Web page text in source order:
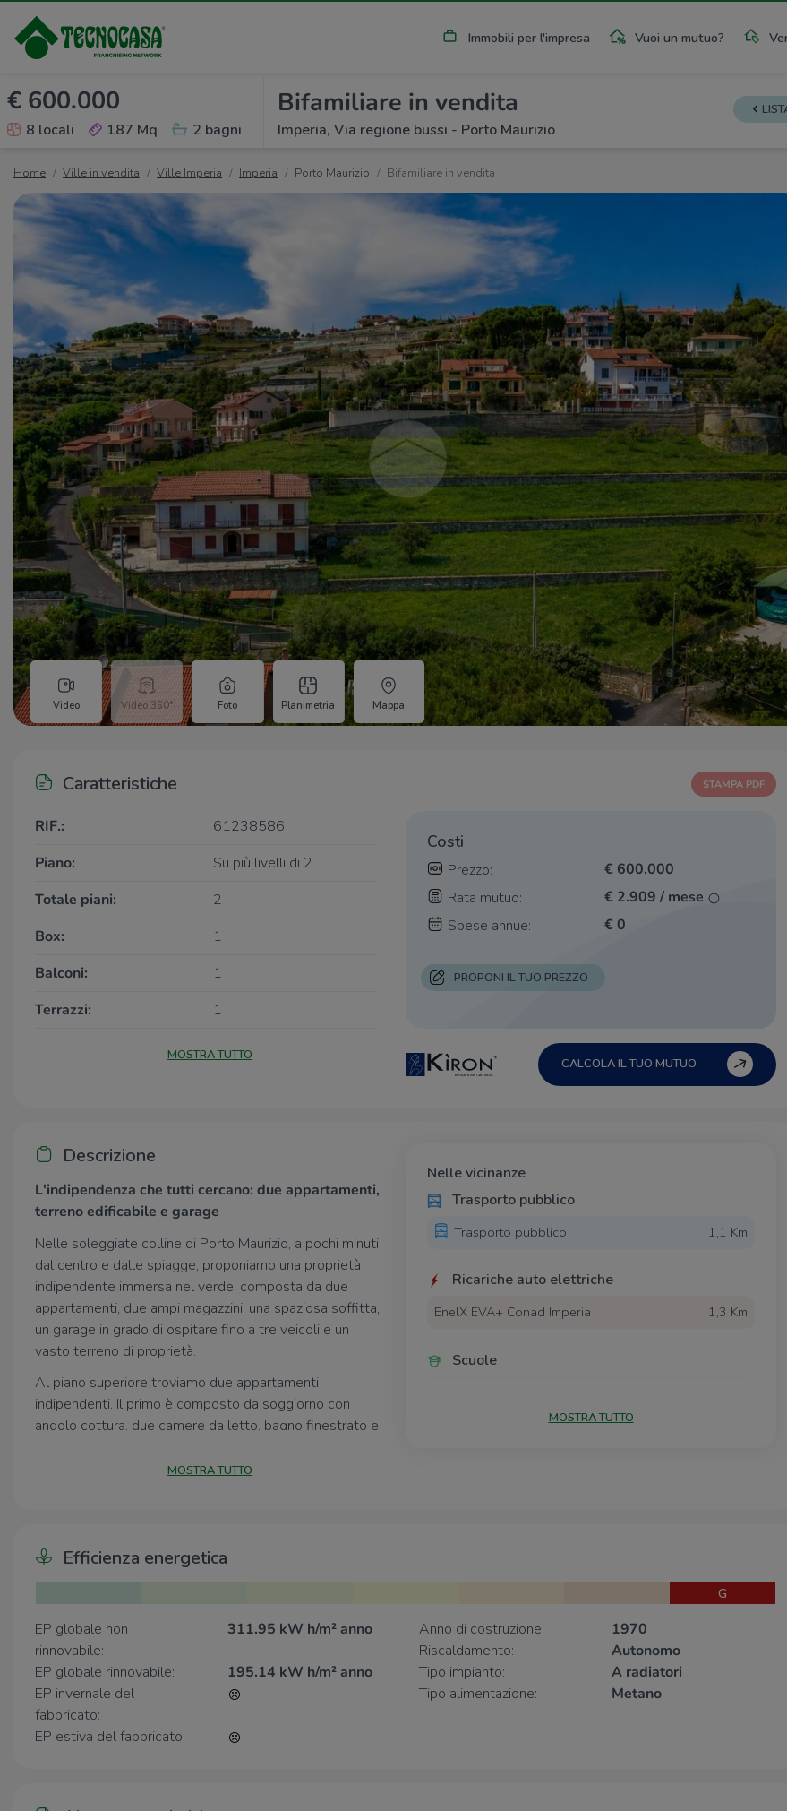
Immobili per l'impresa Vuoi un mutuo?
€ 600.000
8 locali 187 Mq 2 bagni
Bifamiliare in vendita
Imperia, Via regione bussi - Porto Maurizio
Home Ville in vendita Ville Imperia Imperia Porto Maurizio Bifamiliare in vendita
Video Video 360° Foto Planimetria Mappa
Caratteristiche
RIF.:
61238586
Piano:
Su più livelli di 2
Totale piani:
2
Box:
1
Balconi:
1
Terrazzi:
1
MOSTRA TUTTO
STAMPA PDF
Costi
Prezzo:
€ 600.000
Rata mutuo:
€ 2.909 / mese
Spese annue:
€ 0
PROPONI IL TUO PREZZO
CALCOLA IL TUO MUTUO
Descrizione
L'indipendenza che tutti cercano: due appartamenti,
terreno edificabile e garage
Nelle soleggiate colline di Porto Maurizio, a pochi minuti
dal centro e dalle spiagge, proponiamo una proprietà
indipendente immersa nel verde, composta da due
appartamenti, due ampi magazzini, una spaziosa soffitta,
un garage in grado di ospitare fino a tre veicoli e un
vasto terreno di proprietà.
Al piano superiore troviamo due appartamenti
indipendenti. Il primo è composto da soggiorno con
angolo cottura, due camere da letto, bagno finestrato e
cottura, due camere da letto, bagno finestrato, balcone
della proprietà, offrendo la possibilità di realizzare
ulteriori abitazioni e aumentando notevolmente le
potenzialità dell'investimento.
ma grazie agli ampi spazi interni ed esterni rappresenta
una soluzione ideale per famiglie, imprese o investitori
alla ricerca di un progetto da valorizzare.
Nota sulla documentazione fotografica:
sono state ritoccate per mostrare l'immobile più
MOSTRA TUTTO
Nelle vicinanze
Trasporto pubblico
Trasporto pubblico 1,1 Km
Ricariche auto elettriche
EnelX EVA+ Conad Imperia 1,3 Km
Scuole
2,0 Km
2,1 Km
Farmacia di Civezza
Supermercati
Penny market
MOSTRA TUTTO
Efficienza energetica
G
EP globale non
rinnovabile:
311.95 kW h/m² anno
EP globale rinnovabile:
195.14 kW h/m² anno
EP invernale del
fabbricato:
EP estiva del fabbricato:
Anno di costruzione:
1970
Riscaldamento:
Autonomo
Tipo impianto:
A radiatori
Tipo alimentazione:
Metano